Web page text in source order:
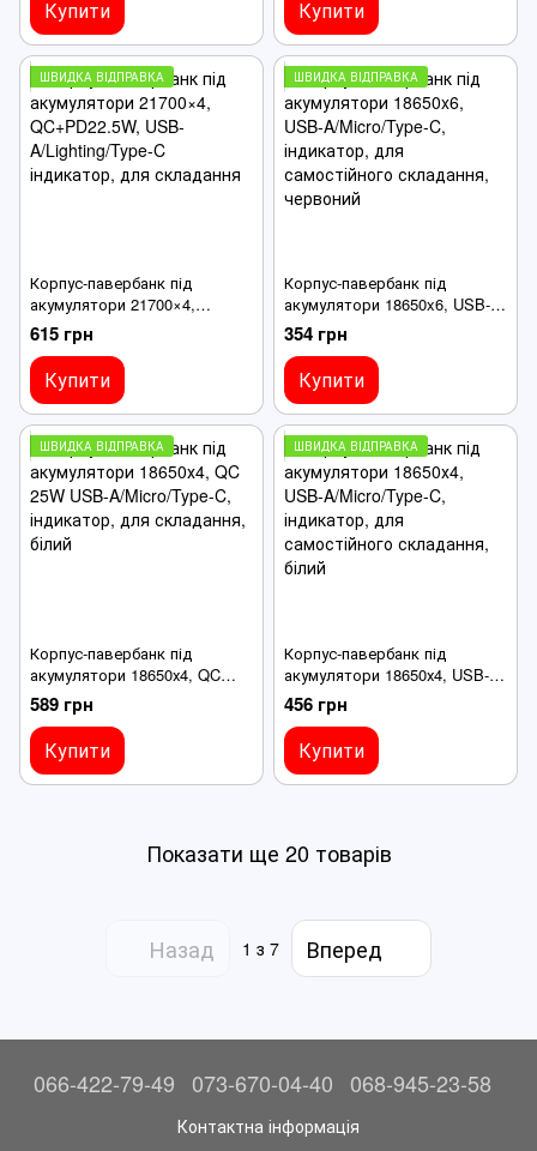
Купити Купити
ШВИДКА ВІДПРАВКА
Корпус-павербанк під
акумулятори 21700×4,
QC+PD22.5W, USB-
A/Lighting/Type-C індикатор,
для складання
615 грн
Купити
ШВИДКА ВІДПРАВКА
Корпус-павербанк під
акумулятори 18650x6, USB-
A/Micro/Type-C, індикатор,
для самостійного складання,
червоний
354 грн
Купити
ШВИДКА ВІДПРАВКА
Корпус-павербанк під
акумулятори 18650х4, QC
25W USB-A/Micro/Type-C,
індикатор, для складання,
білий
589 грн
Купити
ШВИДКА ВІДПРАВКА
Корпус-павербанк під
акумулятори 18650х4, USB-
A/Micro/Type-C, індикатор,
для самостійного складання,
білий
456 грн
Купити
Показати ще 20 товарів
Назад 1 з 7 Вперед
066-422-79-49 073-670-04-40 068-945-23-58
Контактна інформація